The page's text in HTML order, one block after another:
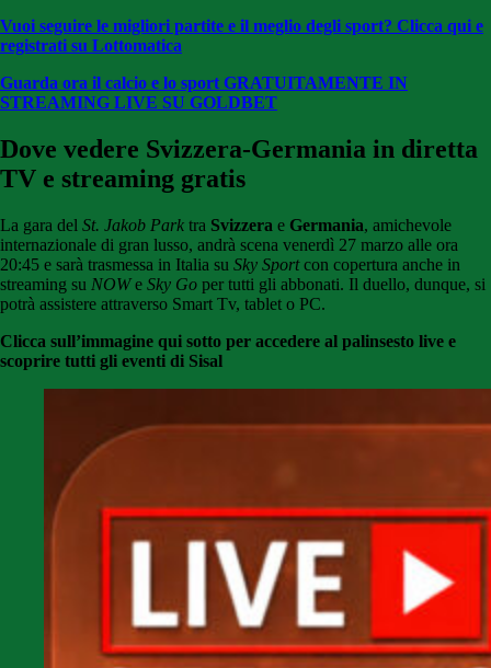
Vuoi seguire le migliori partite e il meglio degli sport? Clicca qui e
registrati su Lottomatica
Guarda ora il calcio e lo sport GRATUITAMENTE IN
STREAMING LIVE SU GOLDBET
Dove vedere Svizzera-Germania in diretta
TV e streaming gratis
La gara del St. Jakob Park tra Svizzera e Germania, amichevole
internazionale di gran lusso, andrà scena venerdì 27 marzo alle ora
20:45 e sarà trasmessa in Italia su Sky Sportcon copertura anche in
streaming su NOWe Sky Go per tutti gli abbonati. Il duello, dunque, si
potrà assistere attraverso Smart Tv, tablet o PC.
Clicca sull’immagine qui sotto per accedere al palinsesto live e
scoprire tutti gli eventi di Sisal